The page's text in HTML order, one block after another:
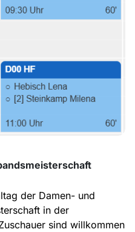
der Damen- und
in der
sind willkommen